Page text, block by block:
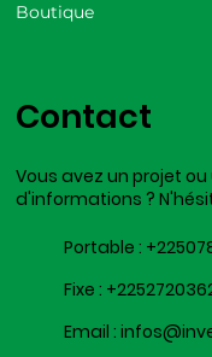
Boutique
Contact
Vous avez un projet
d'informations ?
Portable :
Fixe :
Email :